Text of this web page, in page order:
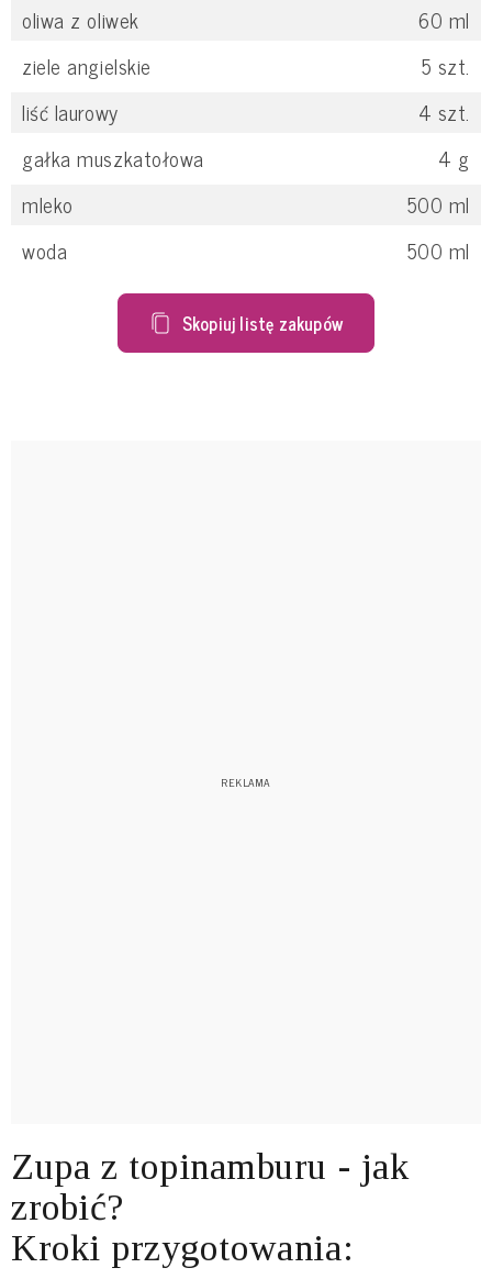
oliwa z oliwek
60 ml
ziele angielskie
5 szt.
liść laurowy
4 szt.
gałka muszkatołowa
4 g
mleko
500 ml
woda
500 ml
Skopiuj listę zakupów
Zupa z topinamburu - jak
zrobić?
Kroki przygotowania: